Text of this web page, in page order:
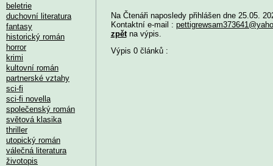
Na Čtenáři naposledy přihlášen dne 25.05.
Kontaktní e-mail :
zpětna výpis.
Výpis 0 článků :
beletrie
duchovní literatura
fantasy
historický román
horror
krimi
kultovní román
partnerské vztahy
sci-fi
sci-fi novella
společenský román
světová klasika
thriller
utopický román
válečná literatura
životopis